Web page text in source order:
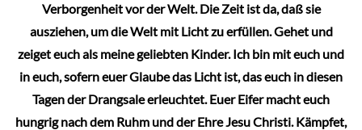
Verborgenheit vor der Welt. Die Zeit ist da, daß sie
ausziehen, um die Welt mit Licht zu erfüllen. Gehet und
zeiget euch als meine geliebten Kinder. Ich bin mit euch und
in euch, sofern euer Glaube das Licht ist, das euch in diesen
Tagen der Drangsale erleuchtet. Euer Eifer macht euch
hungrig nach dem Ruhm und der Ehre Jesu Christi. Kämpfet,